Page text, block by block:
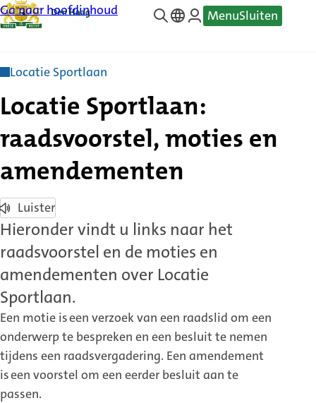
Ga naar hoofdinhoud
—
MenuSluiten
Locatie Sportlaan
Locatie Sportlaan:
raadsvoorstel, moties en
amendementen
Luister
Hieronder vindt u links naar het
raadsvoorstel en de moties en
amendementen over Locatie
Sportlaan.
Een motie is een verzoek van een raadslid om een ​​
onderwerp te bespreken en een ​​besluit te nemen
tijdens een raadsvergadering. Een amendement
is een voorstel om een eerder besluit aan te
passen.